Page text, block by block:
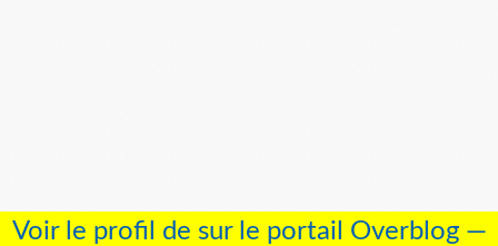
Voir le profil de sur le portail Overblog